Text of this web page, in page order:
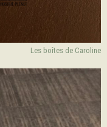
Les boîtes de Caroline